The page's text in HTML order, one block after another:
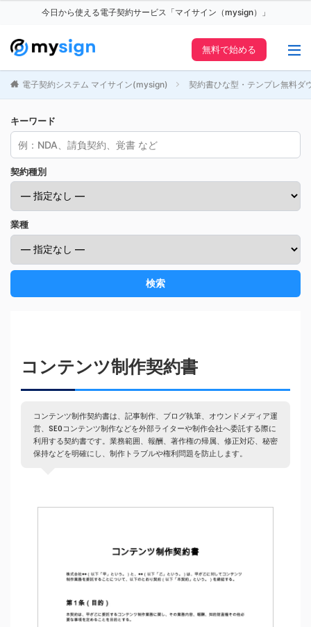
今日から使える電子契約サービス「マイサイン（mysign）」
無料で始める
電子契約システム マイサイン(mysign) 契約書ひな型・テンプレ無料ダ
キーワード
契約種別
業種
検索
コンテンツ制作契約書
コンテンツ制作契約書は、記事制作、ブログ執筆、オウンドメディア運
営、SEOコンテンツ制作などを外部ライターや制作会社へ委託する際に
利用する契約書です。業務範囲、報酬、著作権の帰属、修正対応、秘密
保持などを明確にし、制作トラブルや権利問題を防止します。